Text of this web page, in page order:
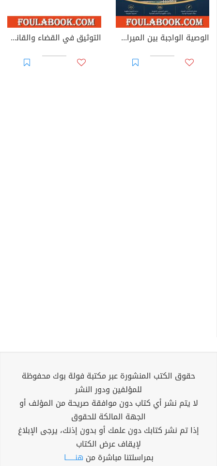
الوصية الواجبة بين الميراث والوصية: دراسة في الطبيعة القانونية والأساس التشريعي وإشكاليات التطبيق التوثيق في القضاء والقانون المغربيين - الأجزاء من 44 إلى 67
حقوق الكتب المنشورة عبر مكتبة فولة بوك محفوظة
للمؤلفين ودور النشر
لا يتم نشر أي كتاب دون موافقة صريحة من المؤلف أو
الجهة المالكة للحقوق
إذا تم نشر كتابك دون علمك أو بدون إذنك، يرجى الإبلاغ
لإيقاف عرض الكتاب
بمراسلتنا مباشرة من هنــــــا